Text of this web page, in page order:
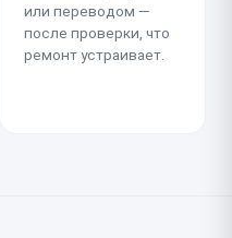
или переводом —
после проверки, что
ремонт устраивает.